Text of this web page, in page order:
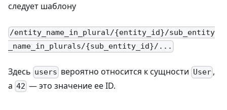
следует шаблону
/entity_name_in_plural/{entity_id}/sub_entity
_name_in_plurals/{sub_entity_id}/...
Здесь users вероятно относится к сущности User,
а 42 — это значение ее ID.